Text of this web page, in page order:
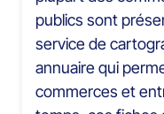
publics sont
service de
annuaire qui
commerces et